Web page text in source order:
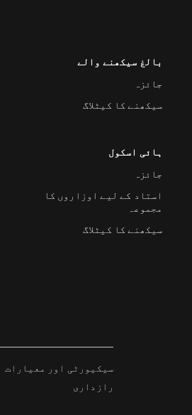
بالغ سیکھنے والے
جائزہ
سیکھنے کا کیٹلاگ
ہائی اسکول
جائزہ
استاد کے لیے اوزاروں کا
مجموعہ
سیکھنے کا کیٹلاگ
سیکیورٹی اور معیارات
رازداری